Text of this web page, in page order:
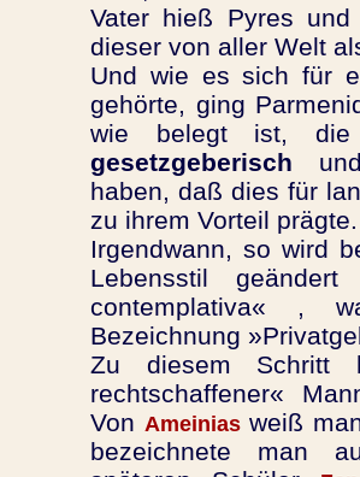
Vater hieß Pyres
dieser von aller Welt
Und wie es sich für
gehörte, ging
wie belegt ist, die
gesetzgeberisch
haben, daß dies für
zu ihrem Vorteil prägte.
Irgendwann, so wird
Lebensstil
contemplativa« ,
Bezeichnung
Zu diesem
rechtschaffener«
Von Ameiniasweiß
bezeichnete man